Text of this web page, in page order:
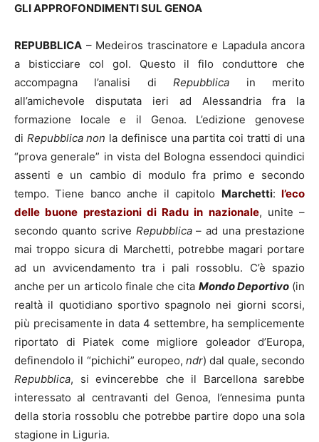
GLI APPROFONDIMENTI SUL GENOA
REPUBBLICA – Medeiros trascinatore e Lapadula ancora
a bisticciare col gol. Questo il filo conduttore che
accompagna l’analisi diRepubblica in merito
all’amichevole disputata ieri ad Alessandria fra la
formazione locale e il Genoa. L’edizione genovese
di Repubblica non la definisce una partita coi tratti di una
“prova generale” in vista del Bologna essendoci quindici
assenti e un cambio di modulo fra primo e secondo
tempo. Tiene banco anche il capitolo Marchetti:l’eco
delle buone prestazioni di Radu in nazionale, unite –
secondo quanto scrive Repubblica– ad una prestazione
mai troppo sicura di Marchetti, potrebbe magari portare
ad un avvicendamento tra i pali rossoblu. C’è spazio
anche per un articolo finale che cita Mondo Deportivo(in
realtà il quotidiano sportivo spagnolo nei giorni scorsi,
più precisamente in data 4 settembre, ha semplicemente
riportato di Piatek come migliore goleador d’Europa,
definendolo il “pichichi” europeo,ndr) dal quale, secondo
Repubblica, si evincerebbe che il Barcellona sarebbe
interessato al centravanti del Genoa, l’ennesima punta
della storia rossoblu che potrebbe partire dopo una sola
stagione in Liguria.